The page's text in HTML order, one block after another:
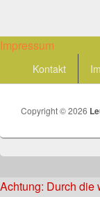
Impressum
Kontakt
Copyright © 2026
Achtung: Durch die